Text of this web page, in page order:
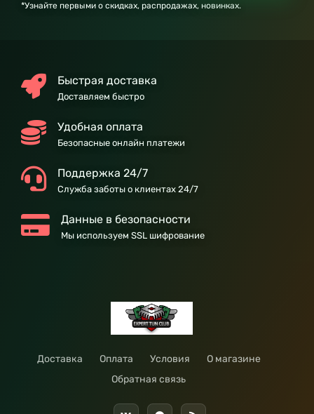
*Узнайте первыми о скидках, распродажах, новинках.
Быстрая доставка
Доставляем быстро
Удобная оплата
Безопасные онлайн платежи
Поддержка 24/7
Служба заботы о клиентах 24/7
Данные в безопасности
Мы используем SSL шифрование
Доставка Оплата Условия
О магазине
Обратная связь